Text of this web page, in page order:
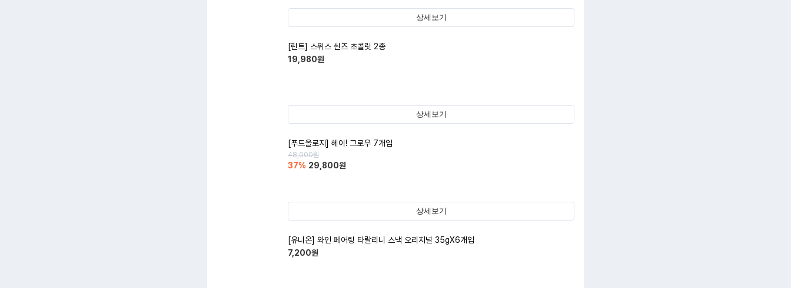
상세보기
[린트] 스위스 씬즈 초콜릿 2종
19,980원
상세보기
[푸드올로지] 헤이! 그로우 7개입
48,000원
37% 29,800원
상세보기
[유니온] 와인 페어링 타랄리니 스낵 오리지널 35gX6개입
7,200원